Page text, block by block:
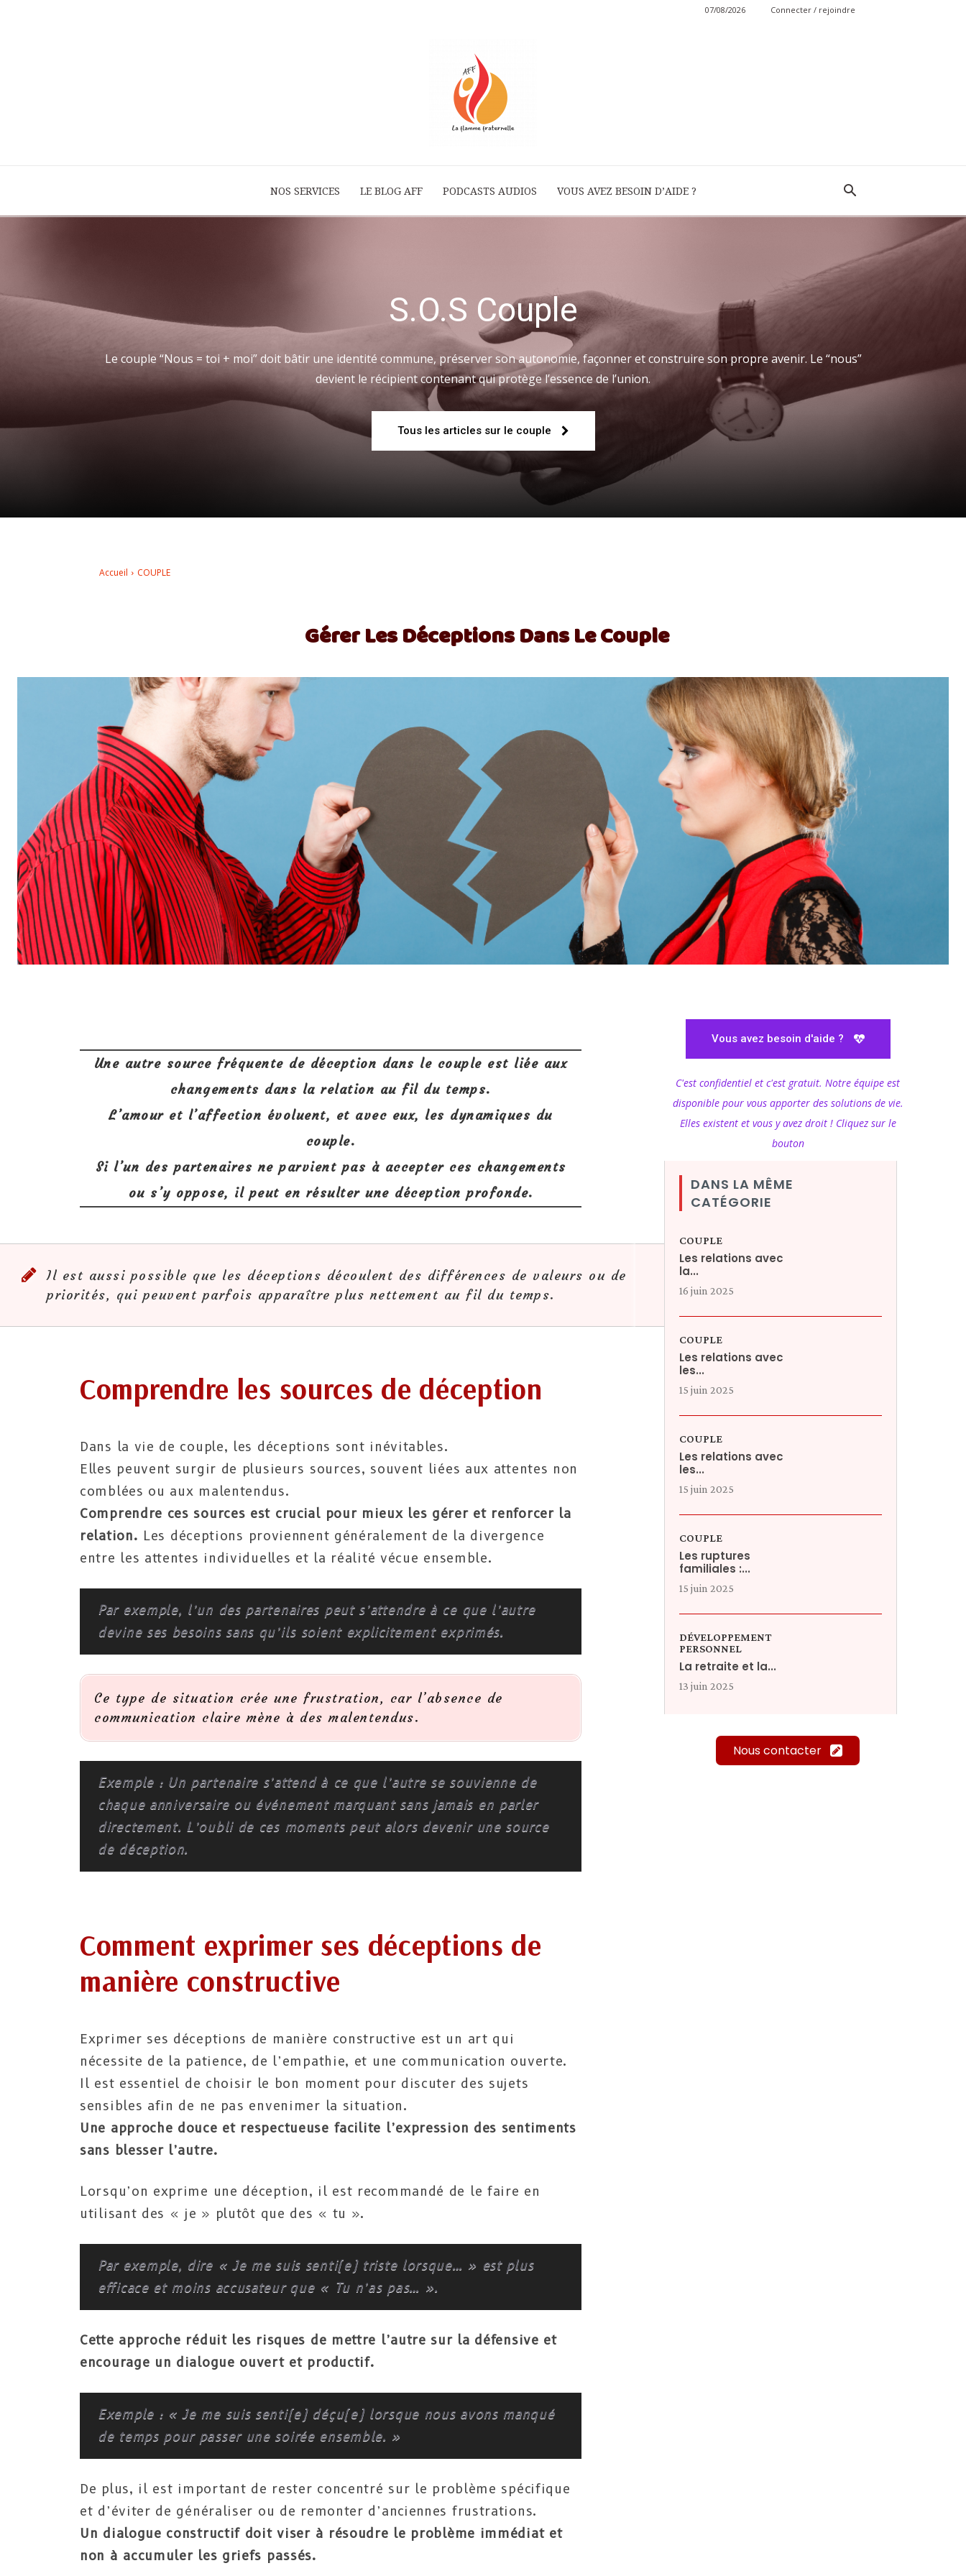
07/08/2026 Connecter / rejoindre
La
Fraternelle
–
NOS SERVICES LE BLOG AFF PODCASTS AUDIOS VOUS AVEZ BESOIN D’AIDE ?
S.O.S Couple
Le couple “Nous = toi + moi” doit bâtir une identité commune, préserver son autonomie, façonner et construire son propre avenir. Le “nous”
devient le récipient contenant qui protège l’essence de l’union.
Tous les articles sur le couple
Accueil COUPLE
Gérer Les Déceptions Dans Le Couple
Une autre source fréquente de déception dans le couple est liée aux
changements dans la relation au fil du temps.
L’amour et l’affection évoluent, et avec eux, les dynamiques du
couple.
Si l’un des partenaires ne parvient pas à accepter ces changements
ou s’y oppose, il peut en résulter une déception profonde.
Il est aussi possible que les déceptions découlent des différences de valeurs ou de
priorités, qui peuvent parfois apparaître plus nettement au fil du temps​​.
Comprendre les sources de déception
Dans la vie de couple, les déceptions sont inévitables.
Elles peuvent surgir de plusieurs sources, souvent liées aux attentes non
comblées ou aux malentendus.
Comprendre ces sources est crucial pour mieux les gérer et renforcer la
relation. Les déceptions proviennent généralement de la divergence
entre les attentes individuelles et la réalité vécue ensemble.
Par exemple, l’un des partenaires peut s’attendre à ce que l’autre
devine ses besoins sans qu’ils soient explicitement exprimés.
Ce type de situation crée une frustration, car l’absence de
communication claire mène à des malentendus.
Exemple : Un partenaire s’attend à ce que l’autre se souvienne de
chaque anniversaire ou événement marquant sans jamais en parler
directement. L’oubli de ces moments peut alors devenir une source
de déception.
Comment exprimer ses déceptions de
manière constructive
Exprimer ses déceptions de manière constructive est un art qui
nécessite de la patience, de l’empathie, et une communication ouverte.
Il est essentiel de choisir le bon moment pour discuter des sujets
sensibles afin de ne pas envenimer la situation.
Une approche douce et respectueuse facilite l’expression des sentiments
sans blesser l’autre.
Lorsqu’on exprime une déception, il est recommandé de le faire en
utilisant des « je » plutôt que des « tu ».
Par exemple, dire « Je me suis senti(e) triste lorsque… » est plus
efficace et moins accusateur que « Tu n’as pas… ».
Cette approche réduit les risques de mettre l’autre sur la défensive et
encourage un dialogue ouvert et productif.
Exemple : « Je me suis senti(e) déçu(e) lorsque nous avons manqué
de temps pour passer une soirée ensemble. »
De plus, il est important de rester concentré sur le problème spécifique
et d’éviter de généraliser ou de remonter d’anciennes frustrations.
Un dialogue constructif doit viser à résoudre le problème immédiat et
non à accumuler les griefs passés.
Vous avez besoin d'aide ?
C'est confidentiel et c'est gratuit. Notre équipe est
disponible pour vous apporter des solutions de vie.
Elles existent et vous y avez droit ! Cliquez sur le
bouton
DANS LA MÊME
CATÉGORIE
COUPLE
Les relations avec
la...
16 juin 2025
COUPLE
Les relations avec
les...
15 juin 2025
COUPLE
Les relations avec
les...
15 juin 2025
COUPLE
Les ruptures
familiales :...
15 juin 2025
DÉVELOPPEMENT
PERSONNEL
La retraite et la...
13 juin 2025
Nous contacter